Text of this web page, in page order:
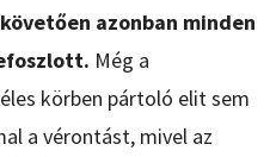
azonban minden
Még a
körben pártoló elit sem
a vérontást, mivel az